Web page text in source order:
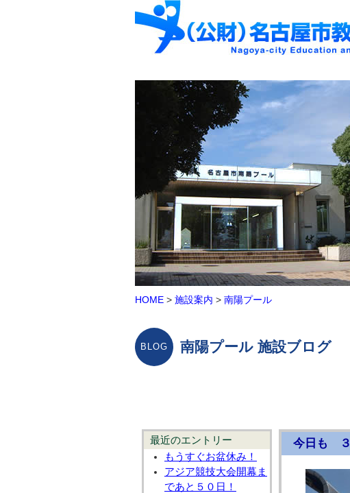
HOME > 施設案内 > 南陽プール
南陽プール 施設ブログ
最近のエントリー
もうすぐお盆休み！
アジア競技大会開幕ま
であと５０日！
今日も ３